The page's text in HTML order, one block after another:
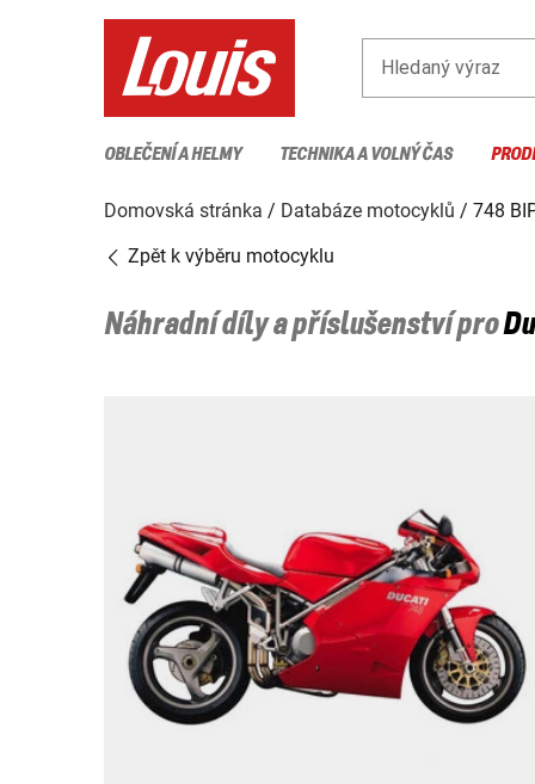
Hledaný výraz
OBLEČENÍ A HELMY TECHNIKA A VOLNÝ ČAS
Domovská stránka Databáze motocyklů
748
Zpět k výběru motocyklu
Náhradní díly a příslušenství pro